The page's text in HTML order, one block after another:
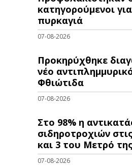
κατηγορούμενοι
πυρκαγιά
07-08-2026
Προκηρύχθηκε
νέo
Φθιώτιδα
07-08-2026
Στο 98% η
σιδηροτροχιών
και 3 του Μετρό
07-08-2026